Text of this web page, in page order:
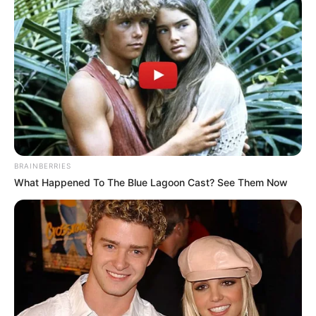
Inscreva-se no canal doJASB no
YouTube,WhatsApp Telegram ou Facebook .
BRAINBERRIES
What Happened To The Blue Lagoon Cast? See Them Now